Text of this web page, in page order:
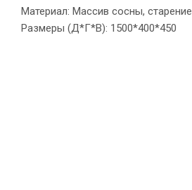
Материал: Массив сосны, старение
Размеры (Д*Г*В): 1500*400*450